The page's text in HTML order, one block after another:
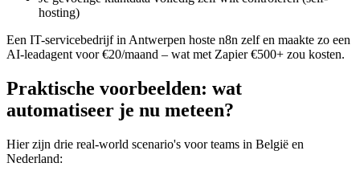
hosting)
Een IT-servicebedrijf in Antwerpen hoste n8n zelf en maakte zo een
AI-leadagent voor €20/maand – wat met Zapier €500+ zou kosten.
Praktische voorbeelden: wat
automatiseer je nu meteen?
Hier zijn drie real-world scenario's voor teams in België en
Nederland: